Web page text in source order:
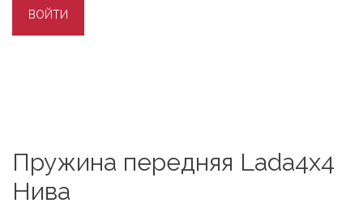
Пружина передняя Lada4x4
Нива